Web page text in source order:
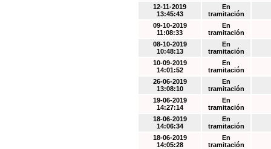
12-11-2019
13:45:43
En
tramitación
09-10-2019
11:08:33
En
tramitación
08-10-2019
10:48:13
En
tramitación
10-09-2019
14:01:52
En
tramitación
26-06-2019
13:08:10
En
tramitación
19-06-2019
14:27:14
En
tramitación
18-06-2019
14:06:34
En
tramitación
18-06-2019
14:05:28
En
tramitación